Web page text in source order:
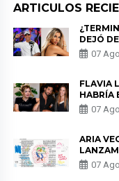
ARTICULOS
DEJÓ
DE
07
FLAVIA
HABRÍA
DE LAS
07
ARIA
07